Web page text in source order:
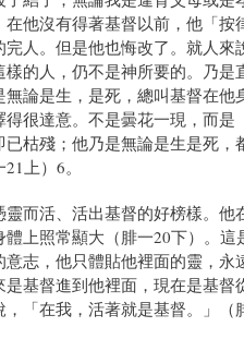
在他沒有得著基督以前，他「
完人。但是他也悔改了。就人
樣的人，仍不是神所要的。乃
無論是生，是死，總叫基督在
得很達意。不是曇花一現，而
已枯殘；他乃是無論是生是死
上）6。
靈而活、活出基督的好榜樣。
體上照常顯大（腓一20下）。
意志，他只體貼他裡面的靈，
是基督進到他裡面，現在是基
「在我，活著就是基督。」（